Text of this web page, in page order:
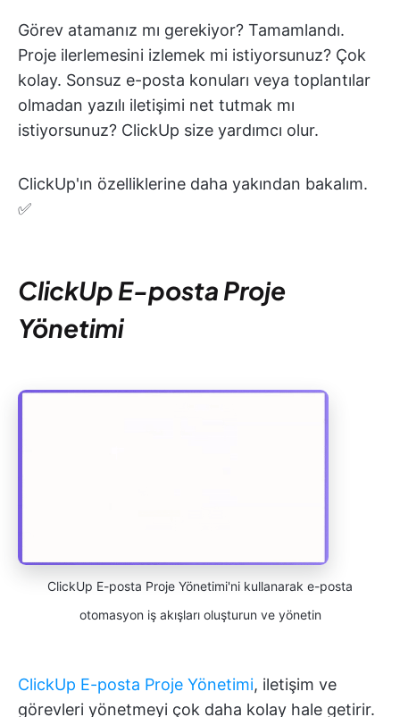
Görev atamanız mı gerekiyor? Tamamlandı.
Proje ilerlemesini izlemek mi istiyorsunuz? Çok
kolay. Sonsuz e-posta konuları veya toplantılar
olmadan yazılı iletişimi net tutmak mı
istiyorsunuz? ClickUp size yardımcı olur.
ClickUp'ın özelliklerine daha yakından bakalım.
✅
ClickUp E-posta Proje
Yönetimi
ClickUp E-posta Proje Yönetimi'ni kullanarak e-posta
otomasyon iş akışları oluşturun ve yönetin
ClickUp E-posta Proje Yönetimi, iletişim ve
görevleri yönetmeyi çok daha kolay hale getirir.